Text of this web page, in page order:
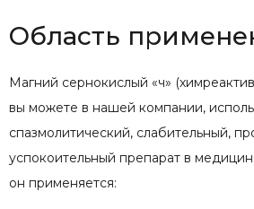
Область
Магний сернокислый «ч»
вы можете в нашей компании,
спазмолитический, слабительный,
успокоительный препарат в
он применяется: